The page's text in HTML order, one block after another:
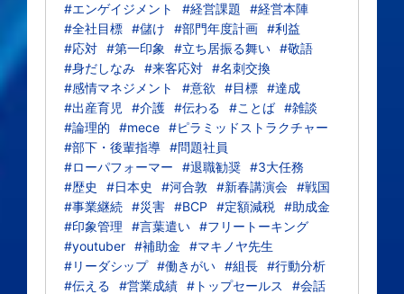
#エンゲイジメント
#経営課題
#経営本陣
#全社目標 #儲け #部門年度計画 #利益
#応対 #第一印象 #立ち居振る舞い #敬語
#身だしなみ #来客応対 #名刺交換
#感情マネジメント
#意欲 #目標 #達成
#出産育児
#介護 #伝わる #ことば #雑談
#論理的
#mece #ピラミッドストラクチャー
#部下・後輩指導 #問題社員
#ローパフォーマー
#退職勧奨 #3大任務
#歴史
#日本史 #河合敦 #新春講演会 #戦国
#事業継続 #災害 #BCP #定額減税 #助成金
#印象管理
#言葉遣い #フリートーキング
#youtuber #補助金
#マキノヤ先生
#リーダシップ #働きがい #組長 #行動分析
#伝える
#営業成績 #トップセールス
#会話